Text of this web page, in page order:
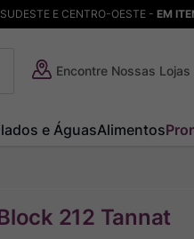
E CENTRO-OESTE - EM
Encontre Nossas Lojas
e ÁguasAlimentos
212 Tannat